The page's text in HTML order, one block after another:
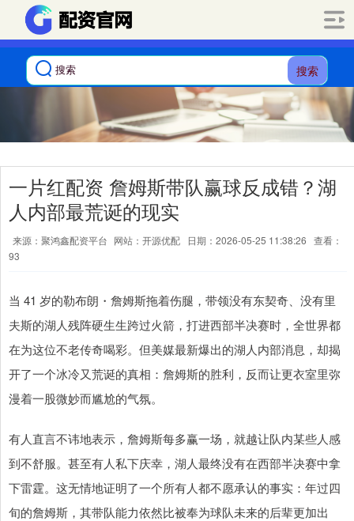
搜索
一片红配资 詹姆斯带队赢球反成错？湖
人内部最荒诞的现实
来源：聚鸿鑫配资平台 网站：开源优配 日期：2026-05-25 11:38:26 查看：
93
当 41 岁的勒布朗・詹姆斯拖着伤腿，带领没有东契奇、没有里
夫斯的湖人残阵硬生生跨过火箭，打进西部半决赛时，全世界都
在为这位不老传奇喝彩。但美媒最新爆出的湖人内部消息，却揭
开了一个冰冷又荒诞的真相：詹姆斯的胜利，反而让更衣室里弥
漫着一股微妙而尴尬的气氛。
有人直言不讳地表示，詹姆斯每多赢一场，就越让队内某些人感
到不舒服。甚至有人私下庆幸，湖人最终没有在西部半决赛中拿
下雷霆。这无情地证明了一个所有人都不愿承认的事实：年过四
旬的詹姆斯，其带队能力依然比被奉为球队未来的后辈更加出